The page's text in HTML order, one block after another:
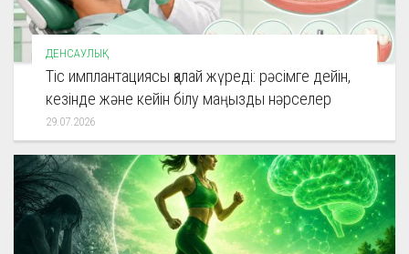
ДЕНСАУЛЫҚ
Тіс имплантациясы қалай жүреді: рәсімге дейін,
кезінде және кейін білу маңызды нәрселер
29.07.2026